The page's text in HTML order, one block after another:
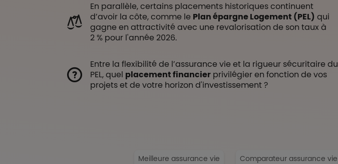
En parallèle, certains placements historiques continuent
d’avoir la côte, comme le Plan épargne Logement (PEL) qui
gagne en attractivité avec une revalorisation de son taux à
2 % pour l'année 2026.
Entre la flexibilité de l’assurance vie et la rigueur sécuritaire du
PEL, quel placement financier privilégier en fonction de vos
projets et de votre horizon d'investissement ?
Meilleure assurance vie Comparateur assurance vie